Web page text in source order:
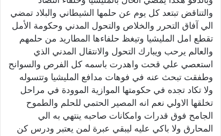
والتناقض تبتعد كل يوم عن حلمها الشيطاني والبلاد تمضي
الي آفاق التحرر والخلاص والتحول المدني وحكومة الأمل
تقطع امل المليشيا وتيغظ حلفاءها المطاريد من حلمهم
والعالم يرحب ويبارك التحول والانتقال المدني الذي
استعصي علي قحت واهدرت باسمه كل الفرص والسوانح
وطفقت تبحث عنه في فوهات مدافع المليشيا وتتسوله
ولا تكاد تجده في حكومتها الموازية الموودة في مراحل
تخلقها الاولي نعم انه المصير الحتمي للحلم والطموح
الجامح فوق قدرات وامكانات صاحبه ينتهي به الي
المحارق ولا باكي عليه ليبقي عبرة لمن يعتبر ودرس كن